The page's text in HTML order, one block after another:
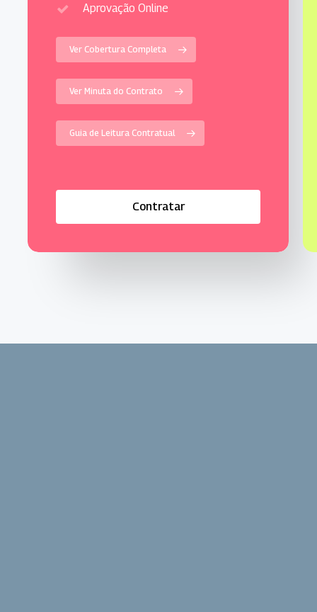
Aprovação Online
Ver Cobertura Completa
Ver Minuta do Contrato
Guia de Leitura Contratual
Contratar